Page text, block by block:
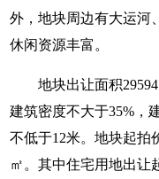
外，地块周边有大运河
休闲资源丰富。
地块出让面积
建筑密度不大于35%，
不低于12米。地块起拍
㎡。其中住宅用地出让